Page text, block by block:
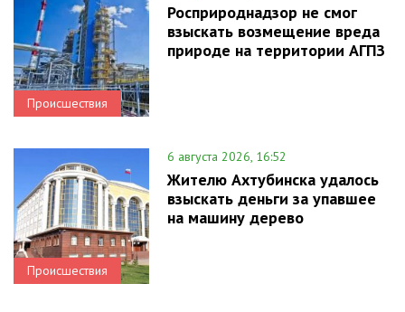
Происшествия
Росприроднадзор не смог
взыскать возмещение вреда
природе на территории АГПЗ
Происшествия
6 августа 2026, 16:52
Жителю Ахтубинска удалось
взыскать деньги за упавшее
на машину дерево